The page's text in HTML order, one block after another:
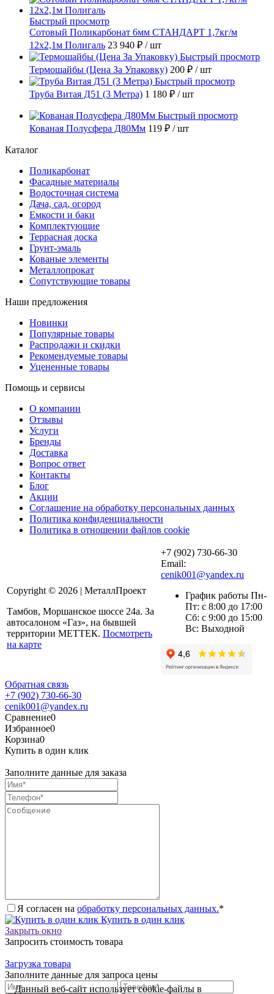
Быстрый просмотр
Сотовый Поликарбонат 6мм СТАНДАРТ 1,7кг/м
12х2,1м Полигаль 23 940 ₽ / шт
Быстрый просмотр
Термошайбы (Цена За Упаковку) 200 ₽ / шт
Быстрый просмотр
Труба Витая Д51 (3 Метра) 1 180 ₽ / шт
Быстрый просмотр
Кованая Полусфера Д80Мм 119 ₽ / шт
Каталог
Поликарбонат
Фасадные материалы
Водосточная система
Дача, сад, огород
Емкости и баки
Комплектующие
Террасная доска
Грунт-эмаль
Кованые элементы
Металлопрокат
Сопутствующие товары
Наши предложения
Новинки
Популярные товары
Распродажи и скидки
Рекомендуемые товары
Уцененные товары
Помощь и сервисы
О компании
Отзывы
Услуги
Бренды
Доставка
Вопрос ответ
Контакты
Блог
Акции
Соглашение на обработку персональных данных
Политика конфиденциальности
Политика в отношении файлов cookie
Copyright © 2026 | МеталлПроект
Тамбов, Моршанское шоссе 24а. За
автосалоном «Газ», на бывшей
территории МЕТТЕК. Посмотреть
на карте
+7 (902) 730-66-30
Email:
cenik001@yandex.ru
График работы Пн-
Пт: с 8:00 до 17:00
Сб: с 9:00 до 15:00
Вс: Выходной
Обратная связь
+7 (902) 730-66-30
cenik001@yandex.ru
Сравнение0
Избранное0
Корзина0
Купить в один клик
Заполните данные для заказа
Я согласен на обработку персональных данных.*
Купить в один клик
Закрыть окно
Запросить стоимость товара
Загрузка товара
Заполните данные для запроса цены
Данный веб-сайт использует cookie-файлы в